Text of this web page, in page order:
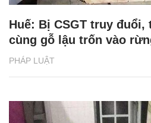
PHÁP LUẬT
Huế: Bị CSGT truy
cùng gỗ lậu trốn vào